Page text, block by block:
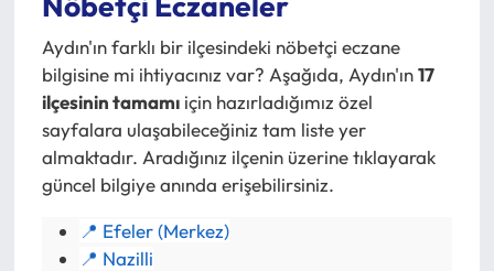
Aydın'ın farklı bir ilçesindeki nöbetçi eczane
bilgisine mi ihtiyacınız var? Aşağıda, Aydın'ın17
ilçesinin tamamı için hazırladığımız özel
sayfalara ulaşabileceğiniz tam liste yer
almaktadır. Aradığınız ilçenin üzerine tıklayarak
güncel bilgiye anında erişebilirsiniz.
📍 Efeler (Merkez)
📍 Nazilli